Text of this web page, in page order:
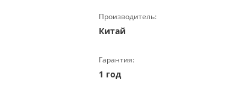
Производитель:
Китай
Гарантия:
1 год